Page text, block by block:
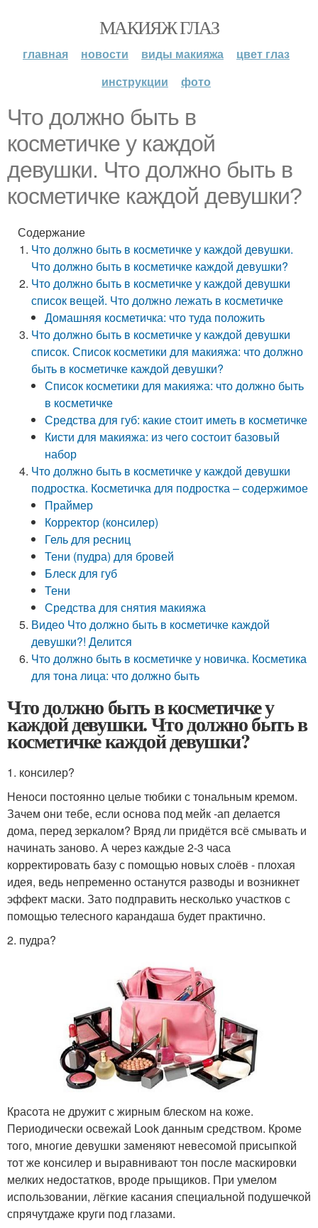
МАКИЯЖ ГЛАЗ
главная новости виды макияжа
цвет глаз
инструкции
фото
Что должно быть в
косметичке у каждой
девушки. Что должно быть в
косметичке каждой девушки?
Содержание
Что должно быть в косметичке у каждой девушки.
Что должно быть в косметичке каждой девушки?
Что должно быть в косметичке у каждой девушки
список вещей. Что должно лежать в косметичке
Домашняя косметичка: что туда положить
Что должно быть в косметичке у каждой девушки
список. Список косметики для макияжа: что должно
быть в косметичке каждой девушки?
Список косметики для макияжа: что должно быть
в косметичке
Средства для губ: какие стоит иметь в косметичке
Кисти для макияжа: из чего состоит базовый
набор
Что должно быть в косметичке у каждой девушки
подростка. Косметичка для подростка – содержимое
Праймер
Корректор (консилер)
Гель для ресниц
Тени (пудра) для бровей
Блеск для губ
Тени
Средства для снятия макияжа
Видео Что должно быть в косметичке каждой
девушки?! Делится
Что должно быть в косметичке у новичка. Косметика
для тона лица: что должно быть
Что должно быть в косметичке у
каждой девушки. Что должно быть в
косметичке каждой девушки?
1. консилер?
Неноси постоянно целые тюбики с тональным кремом.
Зачем они тебе, если основа под мейк -ап делается
дома, перед зеркалом? Вряд ли придётся всё смывать и
начинать заново. А через каждые 2-3 часа
корректировать базу с помощью новых слоёв - плохая
идея, ведь непременно останутся разводы и возникнет
эффект маски. Зато подправить несколько участков с
помощью телесного карандаша будет практично.
2. пудра?
Красота не дружит с жирным блеском на коже.
Периодически освежай Look данным средством. Кроме
того, многие девушки заменяют невесомой присыпкой
тот же консилер и выравнивают тон после маскировки
мелких недостатков, вроде прыщиков. При умелом
использовании, лёгкие касания специальной подушечкой
спрячутдаже круги под глазами.